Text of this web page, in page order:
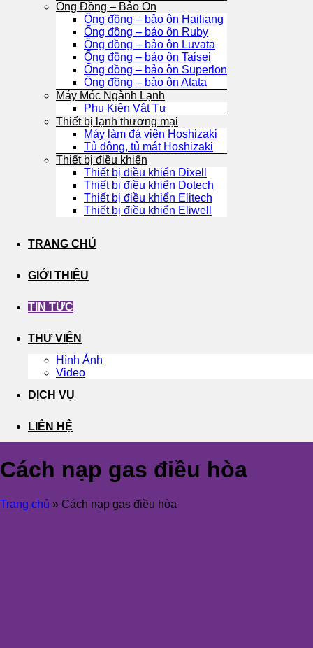
Ống Đồng – Bảo Ôn
Ống đồng – bảo ôn Hailiang
Ống đồng – bảo ôn Ruby
Ống đồng – bảo ôn Luvata
Ống đồng – bảo ôn Taisei
Ống đồng – bảo ôn Superlon
Ống đồng – bảo ôn Atata
Máy Móc Ngành Lạnh
Phụ Kiện Vật Tư
Thiết bị lạnh thương mại
Máy làm đá viên Hoshizaki
Tủ đông, tủ mát Hoshizaki
Thiết bị điều khiển
Thiết bị điều khiển Dixell
Thiết bị điều khiển Dotech
Thiết bị điều khiển Elitech
Thiết bị điều khiển Eliwell
TRANG CHỦ
GIỚI THIỆU
TIN TỨC
THƯ VIỆN
Hình Ảnh
Video
DỊCH VỤ
LIÊN HỆ
Cách nạp gas điều hòa
Trang chủ » Cách nạp gas điều hòa